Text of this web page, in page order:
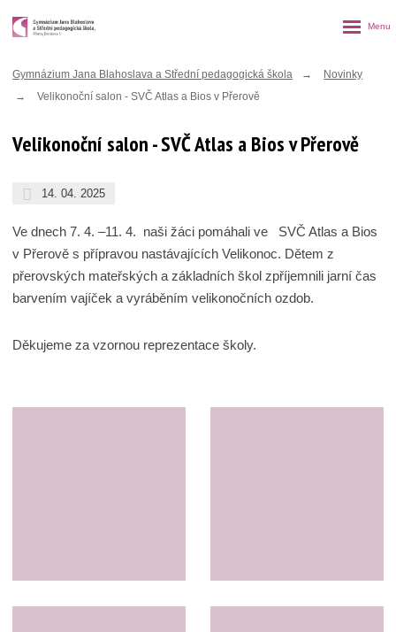
Gymnázium Jana Blahoslava a Střední pedagogická škola
Novinky
Velikonoční salon - SVČ Atlas a Bios v Přerově
Velikonoční salon - SVČ Atlas a Bios v Přerově
14. 04. 2025
Ve dnech 7. 4. –11. 4. naši žáci pomáhali ve SVČ Atlas a Bios
v Přerově s přípravou nastávajících Velikonoc. Dětem z
přerovských mateřských a základních škol zpříjemnili jarní čas
barvením vajíček a vyráběním velikonočních ozdob.
Děkujeme za vzornou reprezentace školy.